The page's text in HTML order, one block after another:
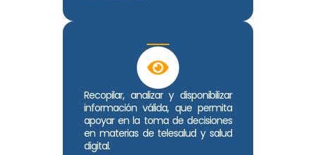
Recopilar, analizar y disponibilizar
información válida, que permita
apoyar en la toma de decisiones
en materias de telesalud y salud
digital.